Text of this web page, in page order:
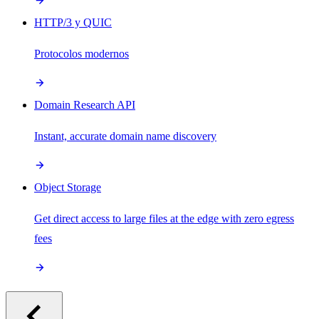
HTTP/3 y QUIC
Protocolos modernos
Domain Research API
Instant, accurate domain name discovery
Object Storage
Get direct access to large files at the edge with zero egress
fees